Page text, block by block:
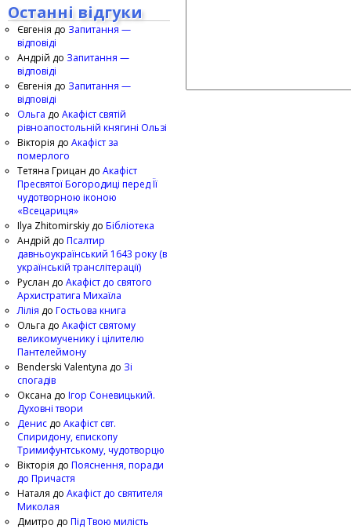
Останні відгуки
Євгенія до Запитання —
відповіді
Андрій до Запитання —
відповіді
Євгенія до Запитання —
відповіді
Ольга до Акафіст святій
рівноапостольній княгині Ользі
Вікторія до Акафіст за
померлого
Тетяна Грицан до Акафіст
Пресвятої Богородиці перед Її
чудотворною іконою
«Всецариця»
Ilya Zhitomirskiy до Бібліотека
Андрій до Псалтир
давньоукраїнський 1643 року (в
українській транслітерації)
Руслан до Акафіст до святого
Архистратига Михаїла
Лілія до Гостьова книга
Ольга до Акафіст святому
великомученику і цілителю
Пантелеймону
Benderski Valentyna до Зі
спогадів
Оксана до Ігор Соневицький.
Духовні твори
Денис до Акафіст свт.
Спиридону, єпископу
Тримифунтському, чудотворцю
Вікторія до Пояснення, поради
до Причастя
Наталя до Акафіст до святителя
Миколая
Дмитро до Під Твою милість